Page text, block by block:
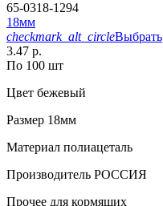
65-0318-1294
18мм
checkmark_alt_circleВыбрать
3.47 р.
По 100 шт
Цвет бежевый
Размер 18мм
Материал полиацеталь
Производитель РОССИЯ
Прочее для кормящих